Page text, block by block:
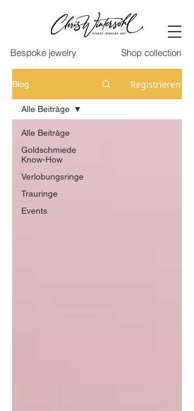
Bespoke jewelry Shop collection
Blog Registrieren
Alle Beiträge
Goldschmiede
Know-How
Verlobungsringe
Trauringe
Events
Alle Beiträge